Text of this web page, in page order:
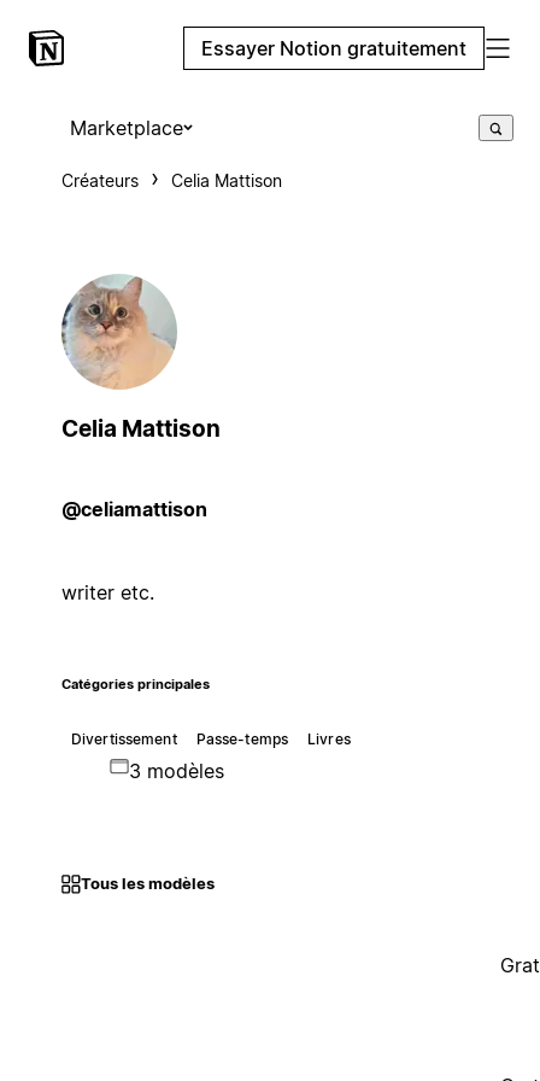
Essayer Notion gratuitement
Marketplace
Créateurs Celia Mattison
Celia Mattison
@celiamattison
writer etc.
Catégories principales
Divertissement Passe-temps Livres
3 modèles
Tous les modèles